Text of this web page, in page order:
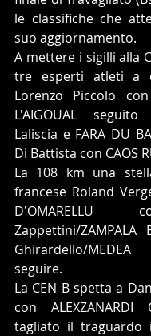
le classifiche che
suo aggiornamento.
A mettere i sigilli alla
tre esperti atleti a
Lorenzo Piccolo con
L'AIGOUAL
Laliscia e FARA DU
Di Battista con CAOS
La 108 km una
francese Roland
D'OMARELLU
Zappettini/
Ghirardello/
seguire.
La CEN B spetta a
con
tagliato il traguardo